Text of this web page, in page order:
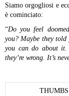
Siamo orgogliosi e
è cominciato:
“Do you feel
you? Maybe they told
you can do about it.
they’re wrong. It’s